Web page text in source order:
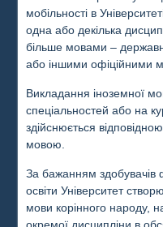
мобільності в
одна або декілька
більше мовами –
або іншими офіційними
Викладання іноземної
спеціальностей або на
здійснюється
мовою.
За бажанням здобувачів
освіти Університет
мови корінного народу,